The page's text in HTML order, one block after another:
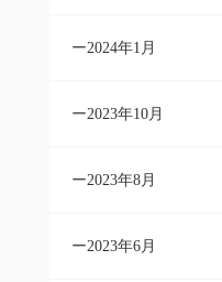
2024年1月
2023年10月
2023年8月
2023年6月